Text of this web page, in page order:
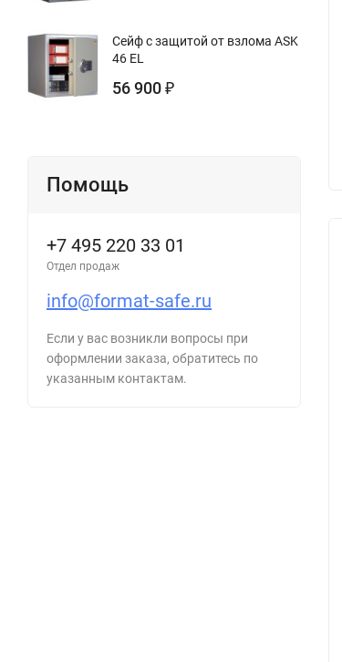
Сейф с защитой от взлома ASK
46 EL
56 900 ₽
Помощь
+7 495 220 33 01
Отдел продаж
info@format-safe.ru
Если у вас возникли вопросы при
оформлении заказа, обратитесь по
указанным контактам.